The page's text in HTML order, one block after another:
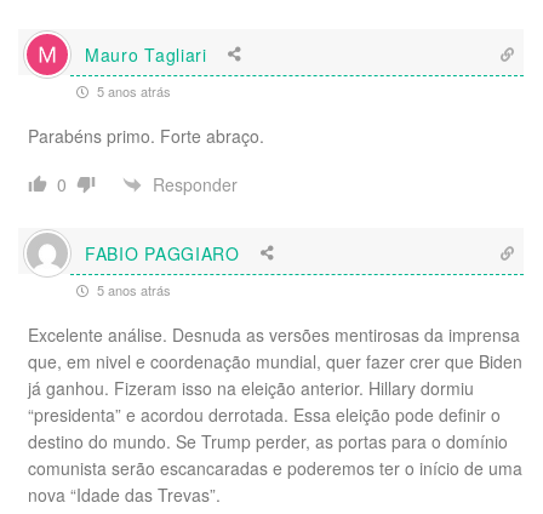
Mauro Tagliari
5 anos atrás
Parabéns primo. Forte abraço.
0
Responder
FABIO PAGGIARO
5 anos atrás
Excelente análise. Desnuda as versões mentirosas da imprensa
que, em nivel e coordenação mundial, quer fazer crer que Biden
já ganhou. Fizeram isso na eleição anterior. Hillary dormiu
“presidenta” e acordou derrotada. Essa eleição pode definir o
destino do mundo. Se Trump perder, as portas para o domínio
comunista serão escancaradas e poderemos ter o início de uma
nova “Idade das Trevas”.